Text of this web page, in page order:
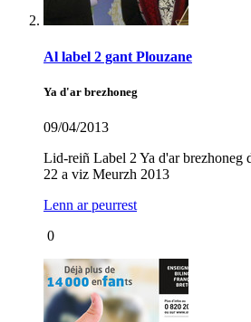
Al label 2 gant Plouzane
Ya d'ar brezhoneg
09/04/2013
Lid-reiñ Label 2 Ya d'ar brezhoneg
22 a viz Meurzh 2013
Lenn ar peurrest
0